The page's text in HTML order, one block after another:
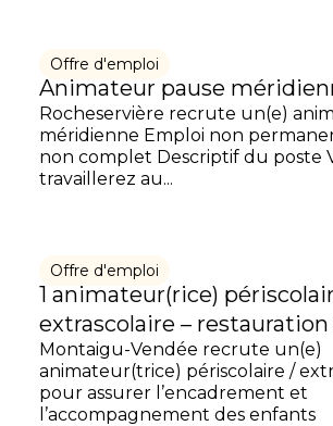
Offre d'emploi
Animateur pause
Rocheservière recrute un(e)
méridienne Emploi non
non complet Descriptif du poste
travaillerez au...
Offre d'emploi
1 animateur(rice)
extrascolaire – restauration
Montaigu-Vendée recrute un(e)
animateur(trice) périscolaire /
pour assurer l’encadrement et
l’accompagnement des enfants